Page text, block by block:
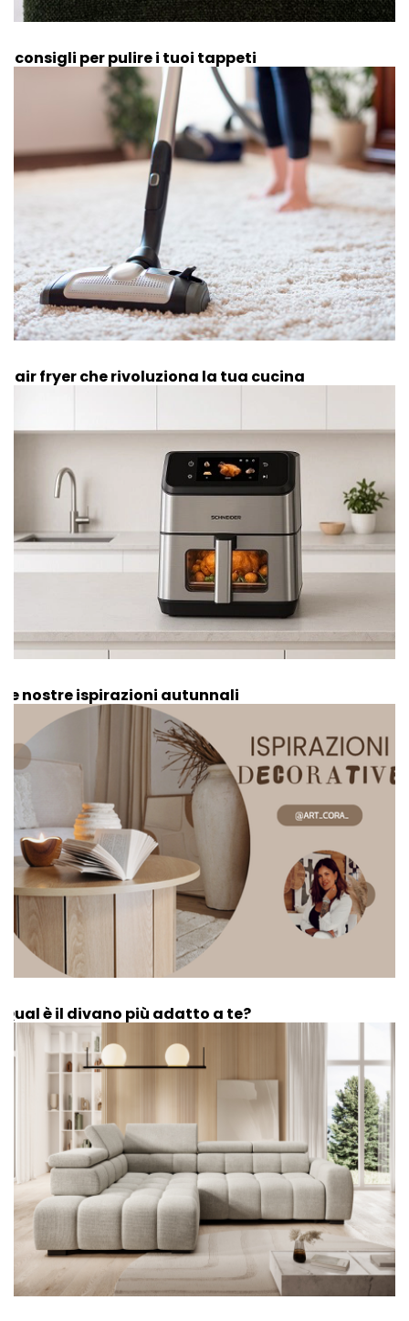
7 consigli per pulire i tuoi tappeti
Il air fryer che rivoluziona la tua cucina
Le nostre ispirazioni autunnali
Qual è il divano più adatto a te?